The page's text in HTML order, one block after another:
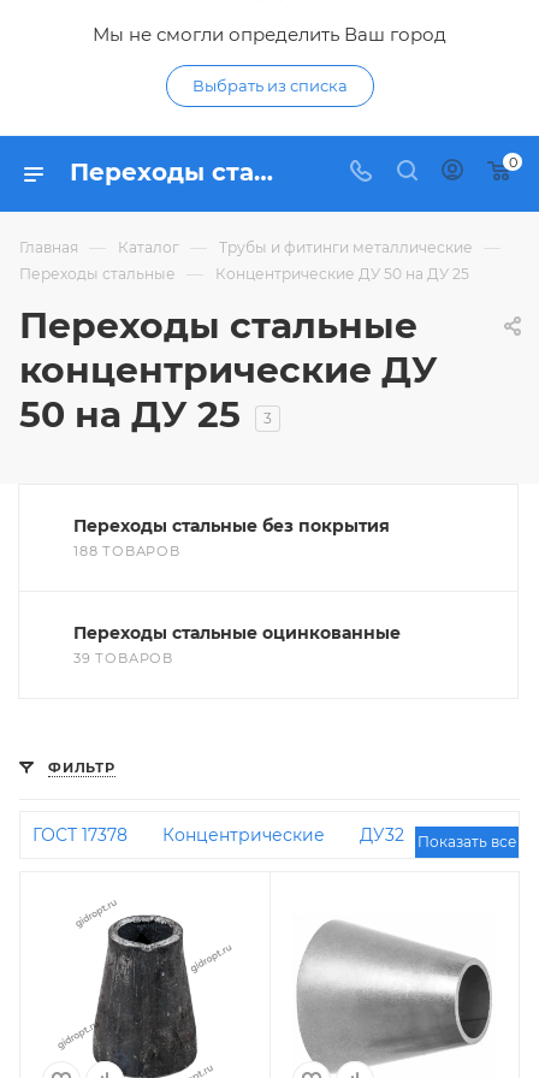
Мы не смогли определить Ваш город
Выбрать из списка
Переходы стальные концентрические ДУ 50 на ДУ 25 - купить концентрический переход из стали 50 25 по низким ценам в интернет-магазине Гидропромтехника в Курске 0
Главная — Каталог — Трубы и фитинги металлические —
Переходы стальные — Концентрические ДУ 50 на ДУ 25
Переходы стальные
концентрические ДУ
50 на ДУ 25
3
Переходы стальные без покрытия
188 ТОВАРОВ
Переходы стальные оцинкованные
39 ТОВАРОВ
ФИЛЬТР
ГОСТ 17378 Концентрические
ДУ32
108 на 57
ДУ50 на ДУ32
ДУ125 на ДУ100
Под
приварку
ДУ80 на ДУ50
ДУ32 на ДУ20
Концентрические под приварку
ДУ65 на
ДУ40
89 на 76 ДУ250 на ДУ200
ДУ200 на
ДУ150
ДУ50 на ДУ20
ДУ25 на ДУ20
Показать все